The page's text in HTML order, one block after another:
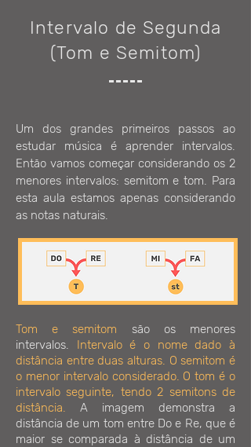
Intervalo de Segunda
(Tom e Semitom)
Um dos grandes primeiros passos ao
estudar música é aprender intervalos.
Então vamos começar considerando os 2
menores intervalos: semitom e tom. Para
esta aula estamos apenas considerando
as notas naturais.
Tom e semitom são os menores
intervalos. Intervalo é o nome dado à
distância entre duas alturas. O semitom é
o menor intervalo considerado. O tom é o
intervalo seguinte, tendo 2 semitons de
distância. A imagem demonstra a
distância de um tom entre Do e Re, que é
maior se comparada à distância de um